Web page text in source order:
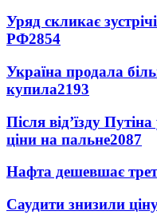
Уряд скликає
РФ2854
Україна продала
купила2193
Після від’їзду
ціни на пальне2087
Нафта дешевшає
Саудити знизили